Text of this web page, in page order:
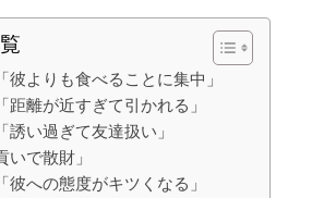
彼よりも食べることに集中」
距離が近すぎて引かれる」
誘い過ぎて友達扱い」
いで散財」
彼への態度がキツくなる」